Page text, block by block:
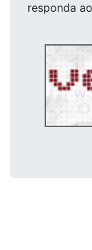
responda